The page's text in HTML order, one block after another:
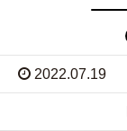
2022.07.19